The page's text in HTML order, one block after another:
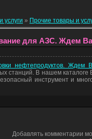
услуги » Прочие товары и
для АЗС. Ждем
нефтепродуктов. Ждем
станций. В нашем
инструмент и
Добавлять комментарии